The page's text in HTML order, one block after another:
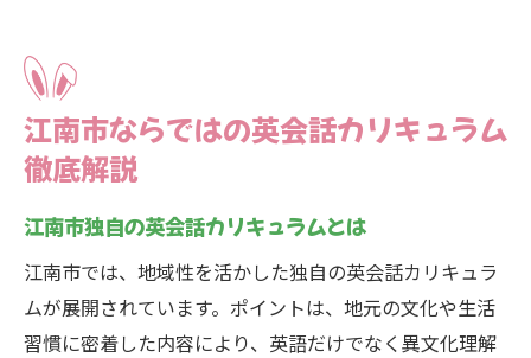
江南市ならではの英会話カリキュラム
徹底解説
江南市独自の英会話カリキュラムとは
江南市では、地域性を活かした独自の英会話カリキュラ
ムが展開されています。ポイントは、地元の文化や生活
習慣に密着した内容により、英語だけでなく異文化理解